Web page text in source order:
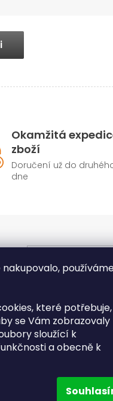
které potřebuje,
se Vám zobrazovaly
sloužící k
a obecně k
Okamžitá
zboží
Doručení už do
dne
Vložením e-
údajů
PŘIHLÁSIT SE